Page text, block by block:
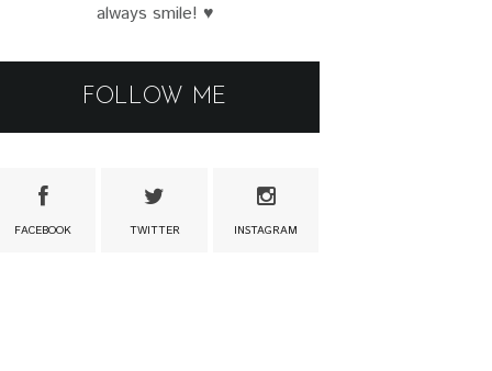
always smile! ♥
FOLLOW ME
FACEBOOK TWITTER INSTAGRAM